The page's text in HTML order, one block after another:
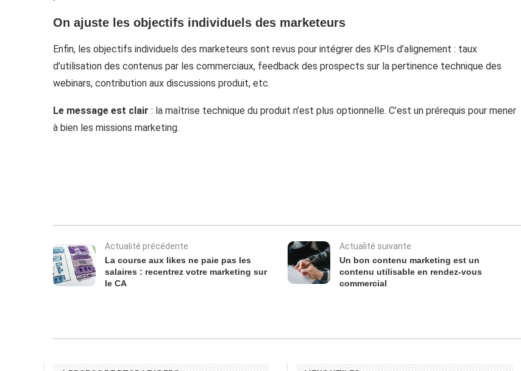
On ajuste les objectifs individuels des marketeurs
Enfin, les objectifs individuels des marketeurs sont revus pour intégrer des KPIs d’alignement : taux
d’utilisation des contenus par les commerciaux, feedback des prospects sur la pertinence technique des
webinars, contribution aux discussions produit, etc.
Le message est clair : la maîtrise technique du produit n’est plus optionnelle. C’est un prérequis pour mener
à bien les missions marketing.
Actualité précédente
La course aux likes ne paie pas les
salaires : recentrez votre marketing sur
le CA
Actualité suivante
Un bon contenu marketing est un
contenu utilisable en rendez-vous
commercial